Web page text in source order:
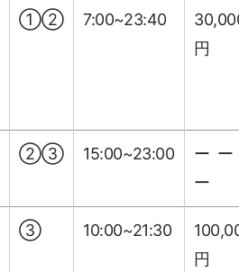
①② 7:00~23:40
円
②③ 15:00~23:00
ー
ー
③ 10:00~21:30
円